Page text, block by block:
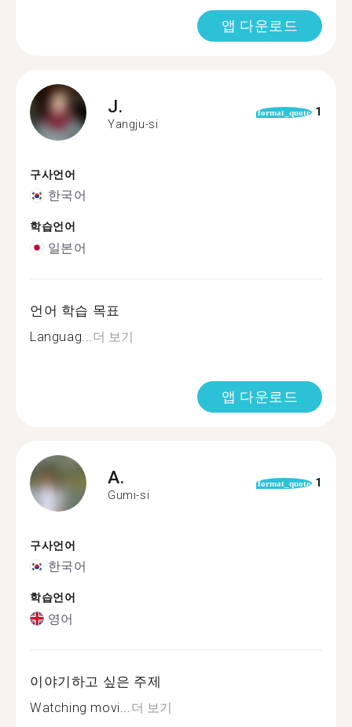
앱 다운로드
J.
Yangju-si
format_quote 1
구사언어
한국어
학습언어
일본어
언어 학습 목표
Languag... 더 보기
앱 다운로드
A.
Gumi-si
format_quote 1
구사언어
한국어
학습언어
영어
이야기하고 싶은 주제
Watching movi... 더 보기